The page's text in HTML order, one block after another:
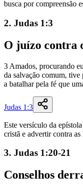
busca por compreensão
2. Judas 1:3
O juízo contra
3 Amados, procurando eu
da salvação comum, tive
a batalharpela fé que
Judas 1:3
Este versículo da
cristã e advertir contra as
3. Judas 1:20-21
Conselhos